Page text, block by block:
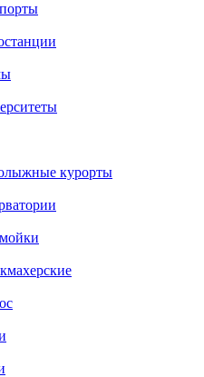
курорты